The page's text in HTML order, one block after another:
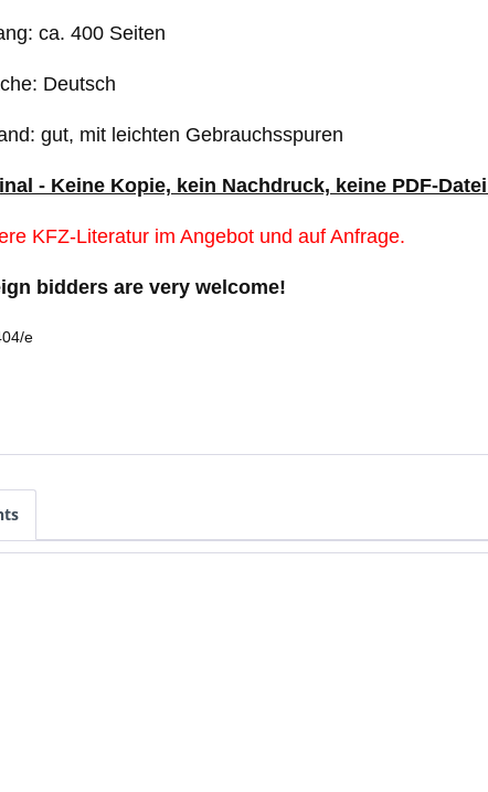
ca. 400 Seiten
Deutsch
gut, mit leichten Gebrauchsspuren
- Keine Kopie, kein Nachdruck, keine PDF-
KFZ-Literatur im Angebot und auf Anfrage.
bidders are very welcome!
e